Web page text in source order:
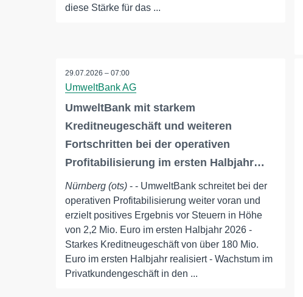
diese Stärke für das ...
29.07.2026 – 07:00
UmweltBank AG
UmweltBank mit starkem
Kreditneugeschäft und weiteren
Fortschritten bei der operativen
Profitabilisierung im ersten Halbjahr…
Nürnberg (ots) - - UmweltBank schreitet bei der
operativen Profitabilisierung weiter voran und
erzielt positives Ergebnis vor Steuern in Höhe
von 2,2 Mio. Euro im ersten Halbjahr 2026 -
Starkes Kreditneugeschäft von über 180 Mio.
Euro im ersten Halbjahr realisiert - Wachstum im
Privatkundengeschäft in den ...